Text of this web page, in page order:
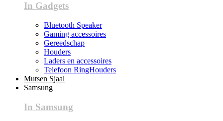
In Gadgets
Bluetooth Speaker
Gaming accessoires
Gereedschap
Houders
Laders en accessoires
Telefoon RingHouders
Mutsen Sjaal
Samsung
In Samsung